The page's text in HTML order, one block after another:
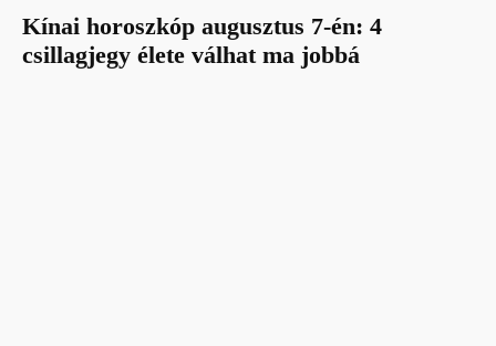
Kínai horoszkóp augusztus 7-én: 4
csillagjegy élete válhat ma jobbá